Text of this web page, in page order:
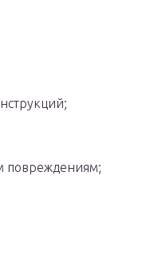
повреждениям;